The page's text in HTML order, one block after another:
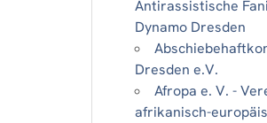
Antirassistische
Dynamo Dresden
Dresden e.V.
Afropa e. V. -
afrikanisch-